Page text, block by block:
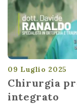
09 Luglio 2025
Chirurgia
integrato